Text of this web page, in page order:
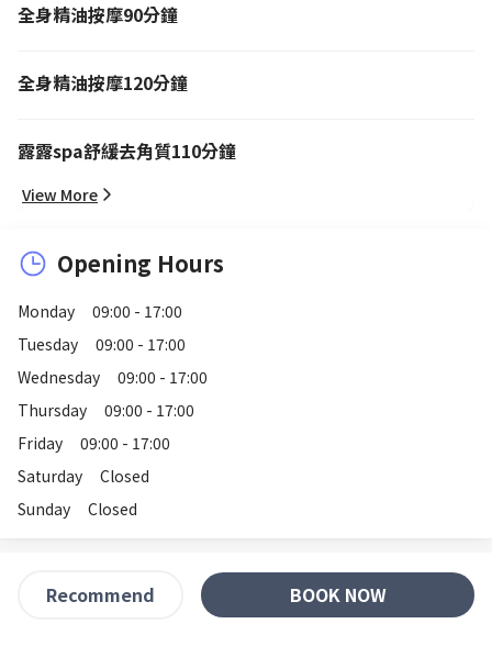
全身精油按摩90分鐘
全身精油按摩120分鐘
露露spa舒緩去角質110分鐘
View More
Opening Hours
Monday
09:00 - 17:00
Tuesday
09:00 - 17:00
Wednesday
09:00 - 17:00
Thursday
09:00 - 17:00
Friday
09:00 - 17:00
Saturday
Closed
Sunday
Closed
Recommend BOOK NOW